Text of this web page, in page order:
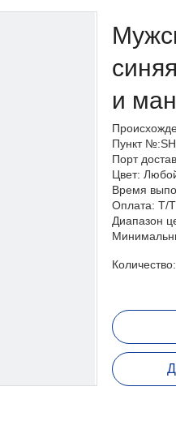
и
Пункт
Порт
Цвет:
Время
Оплата: T/
Диапазон
Количество: